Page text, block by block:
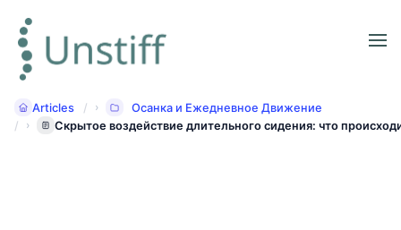
Articles
Осанка и Ежедневное Движение
Скрытое воздействие длительного сидения: что